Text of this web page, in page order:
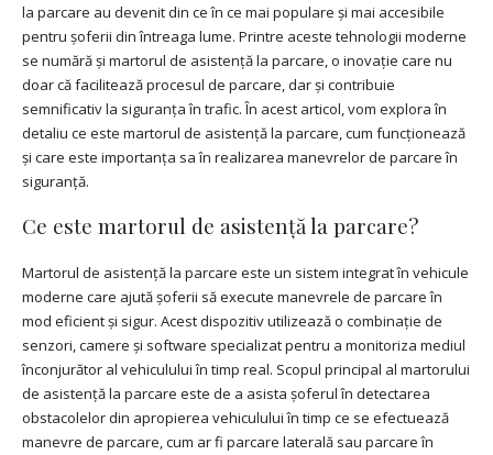
la parcare au devenit din ce în ce mai populare și mai accesibile
pentru șoferii din întreaga lume. Printre aceste tehnologii moderne
se numără și martorul de asistență la parcare, o inovație care nu
doar că facilitează procesul de parcare, dar și contribuie
semnificativ la siguranța în trafic. În acest articol, vom explora în
detaliu ce este martorul de asistență la parcare, cum funcționează
și care este importanța sa în realizarea manevrelor de parcare în
siguranță.
Ce este martorul de asistență la parcare?
Martorul de asistență la parcare este un sistem integrat în vehicule
moderne care ajută șoferii să execute manevrele de parcare în
mod eficient și sigur. Acest dispozitiv utilizează o combinație de
senzori, camere și software specializat pentru a monitoriza mediul
înconjurător al vehiculului în timp real. Scopul principal al martorului
de asistență la parcare este de a asista șoferul în detectarea
obstacolelor din apropierea vehiculului în timp ce se efectuează
manevre de parcare, cum ar fi parcare laterală sau parcare în